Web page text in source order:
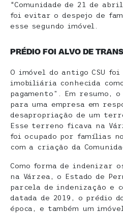
“Comunidade de 21 de
foi evitar o despejo de
esse segundo imóvel.
PRÉDIO FOI ALVO DE
O imóvel do antigo CSU
imobiliária conhecida
pagamento”. Em resumo,
para uma empresa em
desapropriação de um
Esse terreno ficava na
foi ocupado por famílias
com a criação da
Como forma de indenizar
na Várzea, o Estado de
parcela de indenização e
datada de 2019, o prédio
época, e também um